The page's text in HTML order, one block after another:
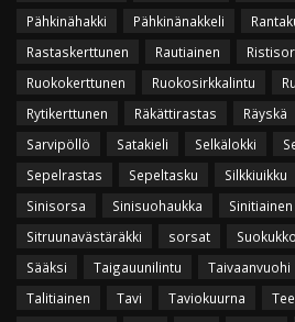
Pähkinähakki
Pähkinänakkeli
Rastaskerttunen
Rautiainen
Ruokokerttunen
Ruokosirkkalintu
Rytikerttunen
Räkättirastas Räyskä
Sarvipöllö
Satakieli Selkälokki
Sepelrastas
Sepeltasku Silkkiuikku
Sinisorsa
Sinisuohaukka Sinitiainen
Sitruunavästäräkki
sorsat Suokukko
Sääksi
Taigauunilintu Taivaanvuohi
Talitiainen
Tavi Taviokuurna